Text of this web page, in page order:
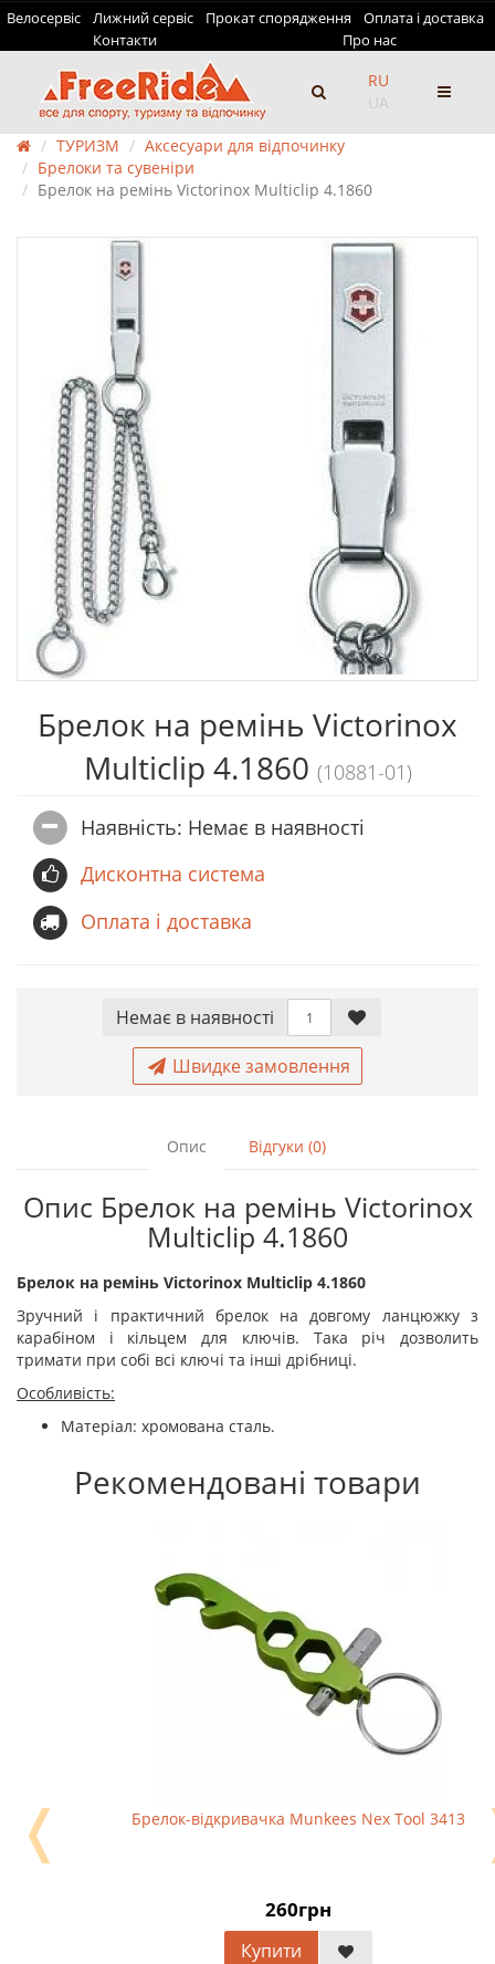
Велосервіс Лижний сервіс Прокат спорядження
Оплата і доставка
Контакти
Про нас
RU
UA
ТУРИЗМ
Аксесуари для відпочинку
Брелоки та сувеніри
Брелок на ремінь Victorinox Multiclip 4.1860
Брелок на ремінь Victorinox
Multiclip 4.1860 (10881-01)
Наявність: Немає в наявностi
Дисконтна система
Оплата і доставка
Немає в наявностi
Швидке замовлення
Опис Відгуки (0)
Опис Брелок на ремінь Victorinox
Multiclip 4.1860
Брелок на ремінь Victorinox Multiclip 4.1860
Зручний і практичний брелок на довгому ланцюжку з
карабіном і кільцем для ключів. Така річ дозволить
тримати при собі всі ключі та інші дрібниці.
Особливість:
Матеріал: хромована сталь.
Рекомендовані товари
Брелок-відкривачка Munkees Nex Tool 3413
260грн
Купити
❬